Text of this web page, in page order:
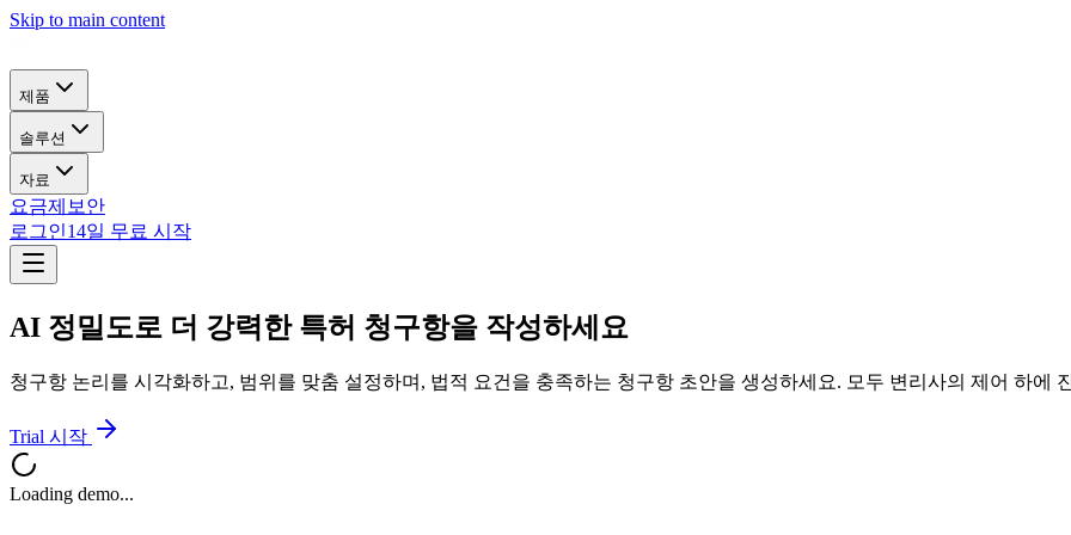
Skip to main content
제품
솔루션
자료
요금제 보안
로그인14일 무료 시작
AI 정밀도로 더 강력한 특허 청구항을 작성하세요
청구항 논리를 시각화하고, 범위를 맞춤 설정하며, 법적 요건을 충족하는 청구항 초안을 생성하세요. 모두 변리사의 제어 하에
Trial 시작
Loading demo...